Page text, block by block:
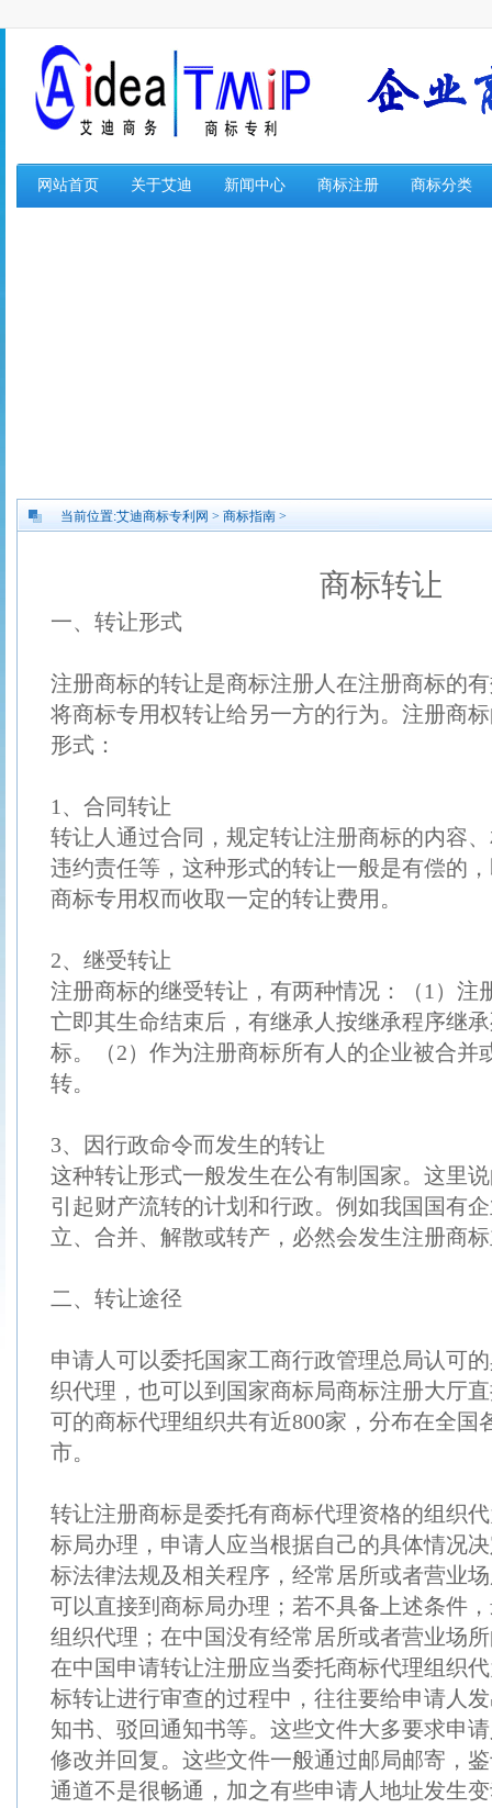
网站首页 关于艾迪 新闻中心 商标注册 商标分类
当前位置:艾迪商标专利网 > 商标指南 >
商标转让
一、转让形式
注册商标的转让是商标注册人在注册商标的
将商标专用权转让给另一方的行为。注册商
形式：
1、合同转让
转让人通过合同，规定转让注册商标的内容
违约责任等，这种形式的转让一般是有偿的
商标专用权而收取一定的转让费用。
2、继受转让
注册商标的继受转让，有两种情况：（1）注
亡即其生命结束后，有继承人按继承程序继
标。（2）作为注册商标所有人的企业被合并
转。
3、因行政命令而发生的转让
这种转让形式一般发生在公有制国家。这里
引起财产流转的计划和行政。例如我国国有
立、合并、解散或转产，必然会发生注册商
二、转让途径
申请人可以委托国家工商行政管理总局认可
织代理，也可以到国家商标局商标注册大厅
可的商标代理组织共有近800家，分布在全国
市。
转让注册商标是委托有商标代理资格的组织
标局办理，申请人应当根据自己的具体情况
标法律法规及相关程序，经常居所或者营业
可以直接到商标局办理；若不具备上述条件
组织代理；在中国没有经常居所或者营业场
在中国申请转让注册应当委托商标代理组织
标转让进行审查的过程中，往往要给申请人
知书、驳回通知书等。这些文件大多要求申
修改并回复。这些文件一般通过邮局邮寄，
通道不是很畅通，加之有些申请人地址发生